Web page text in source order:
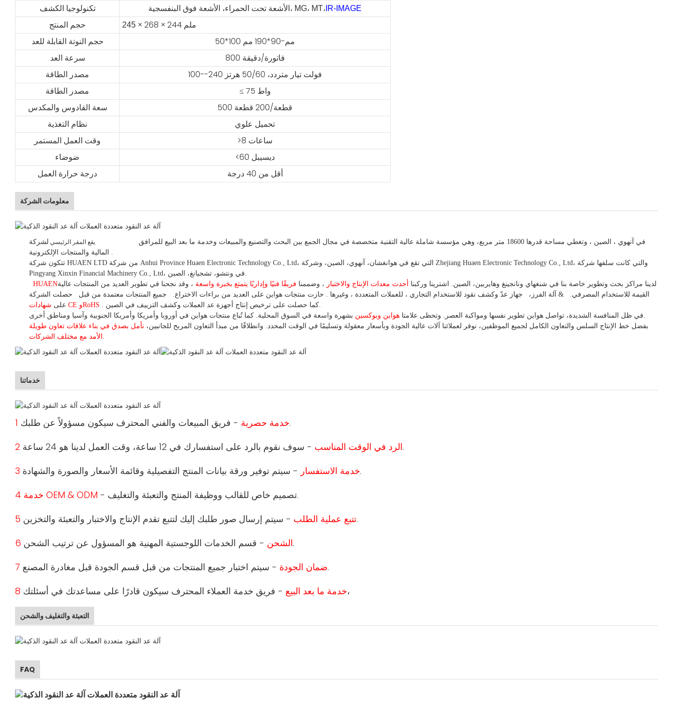
تكنولوجيا الكشف الأشعة تحت الحمراء، الأشعة فوق البنفسجية، MG، MT، IR-IMAGE
حجم المنتج
245
× 268 × 244 ملم
حجم النوتة القابلة للعد
50*100 مم-90*190 مم
سرعة العد
800 فاتورة/دقيقة
مصدر الطاقة
100--240 فولت تيار متردد، 50/60 هرتز
مصدر الطاقة
≤ 75 واط
سعة القادوس والمكدس
500 قطعة/200 قطعة
نظام التغذية
تحميل علوي
وقت العمل المستمر
>8 ساعات
ضوضاء
<60 ديسيبل
درجة حرارة العمل
أقل من 40 درجة
معلومات الشركة
يقع المقر الرئيسي في آنهوي ، الصين ، وتغطي مساحة قدرها 18600 متر مربع، وهي
مؤسسة شاملة عالية التقنية متخصصة في مجال الجمع بين البحث والتصنيع والمبيعات وخدمة ما بعد البيع للمرافق
تتكون شركة HUAEN LTD من شركة Anhui Province Huaen Electronic Technology Co., Ltd، التي تقع في هوانغشان، آنهوي، الصين، وشركة Zhejiang Huaen Electronic Technology Co., Ltd، والتي كانت سلفها شركة
HUAEN
لدينا مراكز بحث وتطوير خاصة بنا في شنغهاي ونانجينغ وهايربين، الصين. اشترينا وركبنا أحدث معدات الإنتاج والاختبار ، وضممنا فريقًا فنيًا وإداريًا يتمتع بخبرة واسعة ، وقد نجحنا في تطوير
العديد من المنتجات عالية
القيمة للاستخدام
المصرفي. & آلة الفرز، جهاز عدّ وكشف نقود للاستخدام التجاري ، للعملات المتعددة ، وغيرها . حازت منتجات هواين على العديد من براءات الاختراع. جميع المنتجات معتمدة من قبل
حصلت الشركة
على
شهادات CE وRoHS
في ظل المنافسة الشديدة، تواصل هواين تطوير نفسها ومواكبة العصر. وتحظى علامتا هواين وبوكسين بشهرة واسعة في السوق المحلية. كما
بفضل خط الإنتاج السلس والتعاون الكامل لجميع الموظفين، نوفر لعملائنا آلات عالية الجودة وبأسعار معقولة وتسليمًا في الوقت المحدد. وانطلاقًا من مبدأ التعاون المربح للجانبين، نأمل بصدق في بناء علاقات تعاون طويلة
خدماتنا
1 خدمة حصرية- فريق المبيعات والفني المحترف سيكون مسؤولاً عن طلبك.
2 الرد في الوقت المناسب- سوف نقوم بالرد على استفسارك في 12 ساعة، وقت العمل لدينا هو 24 ساعة.
3 خدمة الاستفسار- سيتم توفير ورقة بيانات المنتج التفصيلية وقائمة الأسعار والصورة والشهادة.
4 خدمة OEM & ODM
- تصميم خاص للقالب ووظيفة المنتج والتعبئة والتغليف.
5 تتبع عملية الطلب- سيتم إرسال صور طلبك إليك لتتبع تقدم الإنتاج والاختبار والتعبئة والتخزين.
6 الشحن- قسم الخدمات اللوجستية المهنية هو المسؤول عن ترتيب الشحن.
7 ضمان الجودة- سيتم اختبار جميع المنتجات من قبل قسم الجودة قبل مغادرة المصنع.
8 خدمة ما بعد البيع- فريق خدمة العملاء المحترف سيكون قادرًا على مساعدتك في أسئلتك،
التعبئة والتغليف والشحن
FAQ